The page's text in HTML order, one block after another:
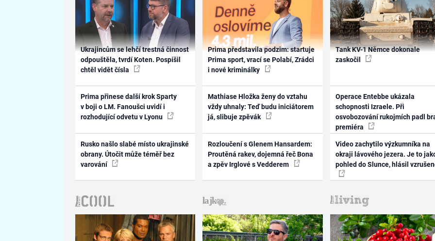
Ukrajincům se lehčí trestná činnost
odpouštěla, tvrdí Koten. Pospíšil
chtěl vidět čísla
Prima přinese další krok Sparty
v boji o LM. Fanoušci uvidí i
rozhodující odvetu v Lyonu
Rusko našlo slabé místo ukrajinské
obrany. Útočit může téměř bez
varování
Prima představila podzim: startuje
Prima sport, vrací se Polabí, Zrádci
i nové kriminálky
Mathiase Hložka ženy do vztahu
vždy uhnaly: Teď budu iniciátorem
já, slibuje zpěvák
Rozloučení s Glenem Hansardem:
Proutěná rakev, dojemná řeč Bona
a zpěv Irglové s Vedderem
Tank KV-1 Němce dokonale
zaskočil
Operace Entebbe ukázala
schopnosti Izraele. Při
osvobozování rukojmích padl
premiéra
Video zachytilo výzkumníka na
okraji lávového jezera. Je to
pohled do Slunce, hlásil